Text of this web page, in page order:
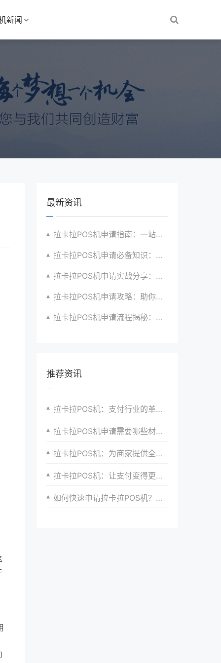
新闻
最新资讯
拉卡拉POS机申请指南：一站式解决商户支付升级、智能化与创新需求
拉卡拉POS机申请必备知识：全面了解政策、市场、技术与创新趋势
拉卡拉POS机申请实战分享：如何借助支付创新技术提升商户运营效益与效率
拉卡拉POS机申请攻略：助你打造个性化、差异化支付体验以提升竞争力
拉卡拉POS机申请流程揭秘：紧跟支付技术创新步伐，抢占市场先机
推荐资讯
拉卡拉POS机：支付行业的革新力量
拉卡拉POS机申请需要哪些材料？详细清单
拉卡拉POS机：为商家提供全方位的支付服务
拉卡拉POS机：让支付变得更简单
如何快速申请拉卡拉POS机？完整流程分享